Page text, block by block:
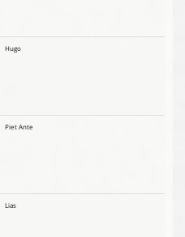
Hugo
Piet Ante
Lias